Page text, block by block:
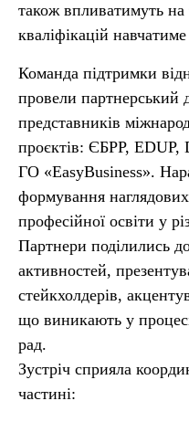
також впливатимуть на
кваліфікацій
Команда підтримки
провели партнерський
представників
проєктів: ЄБРР,
ГО «EasyBusiness».
формування
професійної освіти у
Партнери поділились
активностей,
стейкхолдерів,
що виникають у
рад.
Зустріч сприяла
частині: